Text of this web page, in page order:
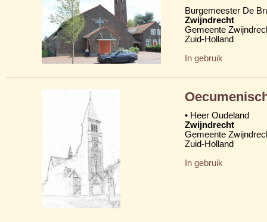
Burgemeester De
Zwijndrecht
Gemeente
Zuid-Holland
In gebruik
• Heer Oudeland
Zwijndrecht
Gemeente
Zuid-Holland
In gebruik